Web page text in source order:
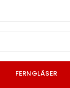
FERNGLÄSER